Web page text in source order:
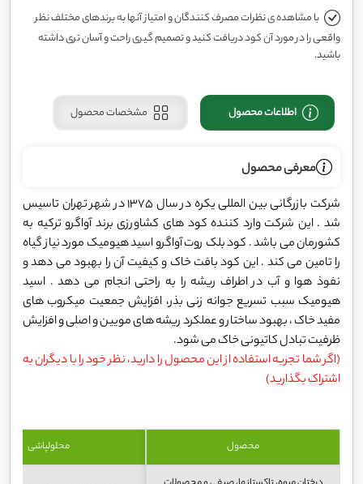
با مشاهده ی نظرات مصرف کنندگان و امتیاز آنها به برندهای مختلف نظر
واقعی را در مورد آن کود دریافت کنید و تصمیم گیری راحت و آسان تری داشته
باشید.
اطلاعات محصول مشخصات محصول
معرفی محصول
شرکت بازرگانی بین المللی یکره در سال 1375 در شهر تهران تاسیس
شد . این شرکت وارد کننده کود های کشاورزی برند آواگرو ترکیه به
کشورمان می باشد . کود بلک روت آواگرو اسید هیومیک مورد نیاز گیاه
را تامین می کند . این کود بافت خاک و کیفیت آن را بهبود می دهد و
نفوذ هوا و آب در اطراف ریشه را به راحتی انجام می دهد . اسید
هیومیک سبب تسریع جوانه زنی بذر، افزایش جمعیت میکروب های
مفید خاک ، بهبود ساختار و عملکرد ریشه های مویین و اصلی و افزایش
ظرفیت تبادل کاتیونی خاک می شود.
(اگر شما تجربه استفاده از این محصول را دارید، نظر خود را با دیگران به
اشتراک بگذارید)
محصول محلولپاشی